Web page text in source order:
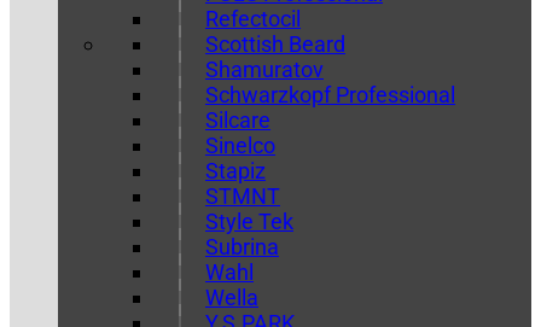
Refectocil
Scottish Beard
Shamuratov
Schwarzkopf Professional
Silcare
Sinelco
Stapiz
STMNT
Style Tek
Subrina
Wahl
Wella